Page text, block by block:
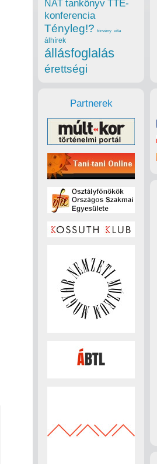
NAT tankönyv TTE-
konferencia
Tényleg!? törvény vita
álhírek
állásfoglalás
érettségi
Partnerek